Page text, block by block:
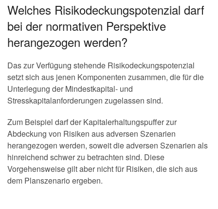
Welches Risikodeckungspotenzial darf
bei der normativen Perspektive
herangezogen werden?
Das zur Verfügung stehende Risikodeckungspotenzial
setzt sich aus jenen Komponenten zusammen, die für die
Unterlegung der Mindestkapital- und
Stresskapitalanforderungen zugelassen sind.
Zum Beispiel darf der Kapitalerhaltungspuffer zur
Abdeckung von Risiken aus adversen Szenarien
herangezogen werden, soweit die adversen Szenarien als
hinreichend schwer zu betrachten sind. Diese
Vorgehensweise gilt aber nicht für Risiken, die sich aus
dem Planszenario ergeben.